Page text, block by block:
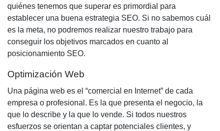
quiénes tenemos que superar es primordial para
establecer una buena estrategia SEO. Si no sabemos cuál
es la meta, no podremos realizar nuestro trabajo para
conseguir los objetivos marcados en cuanto al
posicionamiento SEO.
Optimización Web
Una página web es el “comercial en Internet” de cada
empresa o profesional. Es la que presenta el negocio, la
que lo describe y la que lo vende. Si todos nuestros
esfuerzos se orientan a captar potenciales clientes, y